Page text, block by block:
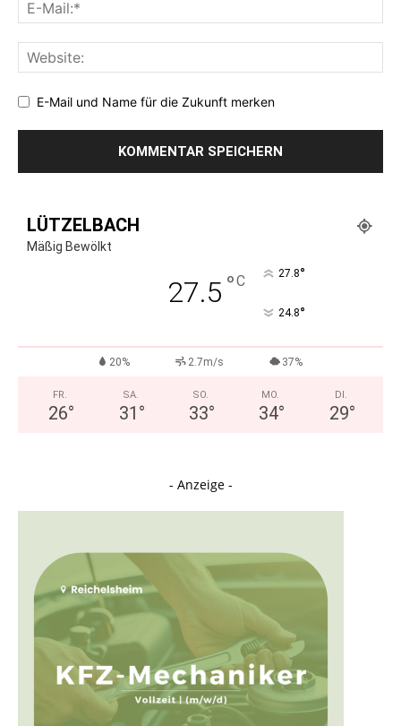
E-Mail und Name für die Zukunft merken
LÜTZELBACH
Mäßig Bewölkt
27.5 °C 27.8°
24.8°
20% 2.7m/s 37%
FR.
26°
SA.
31 °
SO.
33°
MO.
34°
DI.
29°
- Anzeige -